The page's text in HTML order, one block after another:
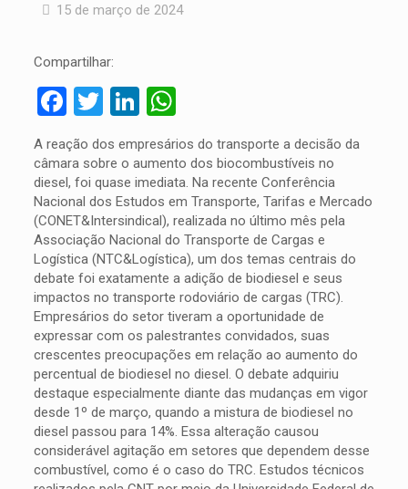
15 de março de 2024
Compartilhar:
Facebook
TwitterLinkedIn
WhatsApp
A reação dos empresários do transporte a decisão da
câmara sobre o aumento dos biocombustíveis no
diesel, foi quase imediata. Na recente Conferência
Nacional dos Estudos em Transporte, Tarifas e Mercado
(CONET&Intersindical), realizada no último mês pela
Associação Nacional do Transporte de Cargas e
Logística (NTC&Logística), um dos temas centrais do
debate foi exatamente a adição de biodiesel e seus
impactos no transporte rodoviário de cargas (TRC).
Empresários do setor tiveram a oportunidade de
expressar com os palestrantes convidados, suas
crescentes preocupações em relação ao aumento do
percentual de biodiesel no diesel. O debate adquiriu
destaque especialmente diante das mudanças em vigor
desde 1º de março, quando a mistura de biodiesel no
diesel passou para 14%. Essa alteração causou
considerável agitação em setores que dependem desse
combustível, como é o caso do TRC. Estudos técnicos